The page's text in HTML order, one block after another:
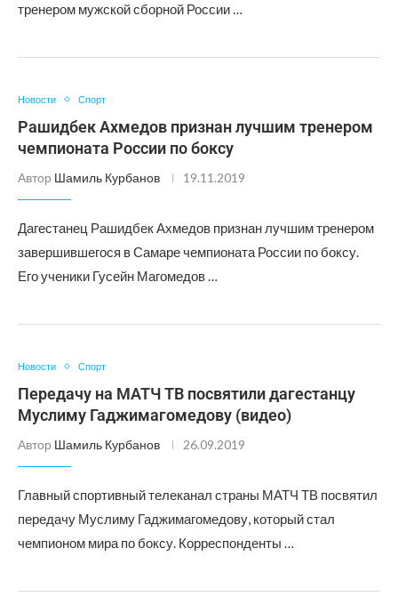
тренером мужской сборной России …
Новости Спорт
Рашидбек Ахмедов признан лучшим тренером
чемпионата России по боксу
Автор Шамиль Курбанов 19.11.2019
​Дагестанец Рашидбек Ахмедов признан лучшим тренером
завершившегося в Самаре чемпионата России по боксу.
Его ученики Гусейн Магомедов …
Новости Спорт
Передачу на МАТЧ ТВ посвятили дагестанцу
Муслиму Гаджимагомедову (видео)
Автор Шамиль Курбанов 26.09.2019
Главный спортивный телеканал страны МАТЧ ТВ посвятил
передачу Муслиму Гаджимагомедову, который стал
чемпионом мира по боксу. Корреспонденты …